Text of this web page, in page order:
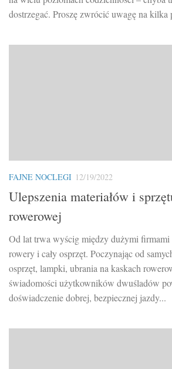
dostrzegać. Proszę zwrócić uwagę na kilka
FAJNE NOCLEGI 12/19/2022
Ulepszenia materiałów i
rowerowej
Od lat trwa wyścig między dużymi
rowery i cały osprzęt. Poczynając od
osprzęt, lampki, ubrania na kaskach
świadomości użytkowników dwuśladów
doświadczenie dobrej, bezpiecznej jazdy...